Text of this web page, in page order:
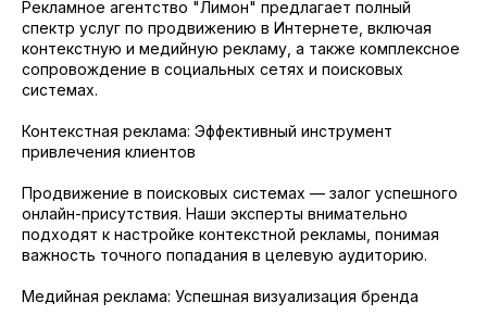
Рекламное агентство "Лимон" предлагает полный
спектр услуг по продвижению в Интернете, включая
контекстную и медийную рекламу, а также комплексное
сопровождение в социальных сетях и поисковых
системах.
Контекстная реклама: Эффективный инструмент
привлечения клиентов
Продвижение в поисковых системах — залог успешного
онлайн-присутствия. Наши эксперты внимательно
подходят к настройке контекстной рекламы, понимая
важность точного попадания в целевую аудиторию.
Медийная реклама: Успешная визуализация бренда